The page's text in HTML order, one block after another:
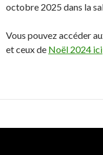
octobre 2025 dans la
Vous pouvez accéder
et ceux de Noël 2024 ici